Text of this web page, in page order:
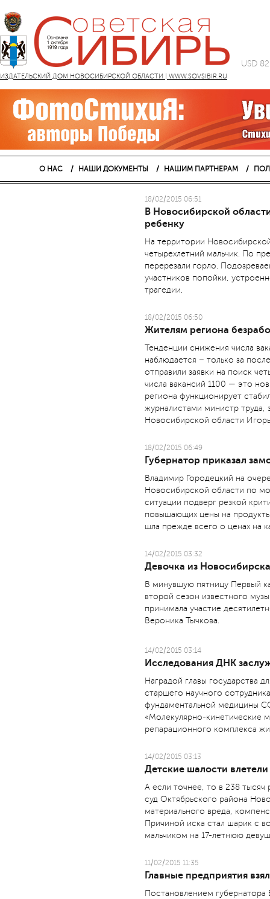
ИЗДАТЕЛЬСКИЙ ДОМ НОВОСИБИРСКОЙ ОБЛАСТИ | WWW.SOVSIBIR.RU
USD
О НАС НАШИ ДОКУМЕНТЫ НАШИМ ПАРТНЕРАМ
18/02/2015 06:51
В Новосибирской
ребенку
На территории
четырехлетний мальчик. По
перерезали горло.
участников попойки,
трагедии.
18/02/2015 06:50
Жителям региона
Тенденции снижения числа
наблюдается – только за
отправили заявки на поиск
числа вакансий 1100 — это
региона функционирует
журналистами министр труда,
Новосибирской области
18/02/2015 06:49
Губернатор приказал
Владимир Городецкий на
Новосибирской области по
ситуации подверг резкой
повышающих цены на
шла прежде всего о ценах на
14/02/2015 03:32
Девочка из
В минувшую пятницу Первый
второй сезон известного
принимала участие
Вероника Тычкова.
14/02/2015 03:14
Исследования ДНК
Наградой главы государства
старшего научного
фундаментальной медицины
«Молекулярно-кинетические
репарационного комплекса
14/02/2015 03:13
Детские шалости
А если точнее, то в 238 тысяч
суд Октябрьского района
материального вреда,
Причиной иска стал шарик с
мальчиком на 17-летнюю
11/02/2015 11:35
Главные предприятия
Постановлением